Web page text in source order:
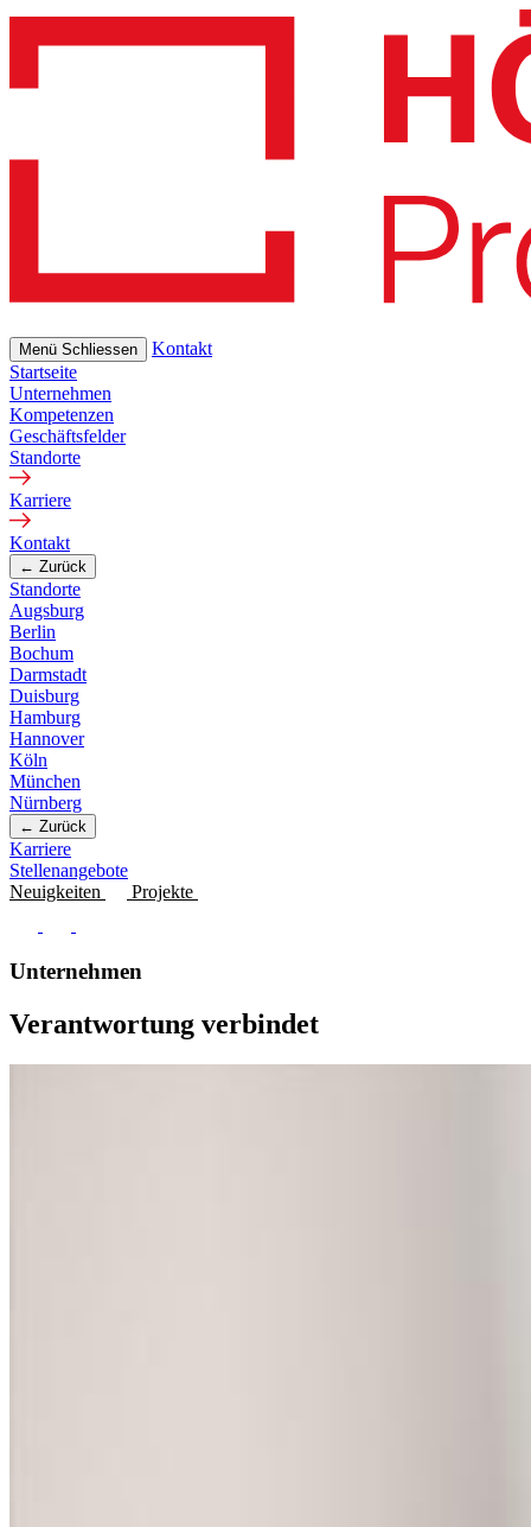
Skip
content
Menü Schliessen
Kontakt
Startseite
Unternehmen
Kompetenzen
Geschäftsfelder
Standorte
Karriere
Kontakt
← Zurück
Standorte
Augsburg
Berlin
Bochum
Darmstadt
Duisburg
Hamburg
Hannover
Köln
München
Nürnberg
← Zurück
Karriere
Stellenangebote
Neuigkeiten
Projekte
Unternehmen
Verantwortung verbindet